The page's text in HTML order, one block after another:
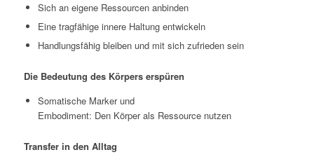
Sich an eigene Ressourcen anbinden
Eine tragfähige innere Haltung entwickeln
Handlungsfähig bleiben und mit sich zufrieden sein
Die Bedeutung des Körpers erspüren
Somatische Marker und
Embodiment: Den Körper als Ressource nutzen
Transfer in den Alltag